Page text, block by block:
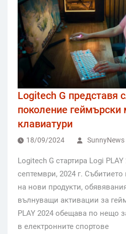
Logitech G представя
поколение
клавиатури
18/09/2024 SunnyNews
Logitech G стартира Logi PLAY
септември, 2024 г.
на нови продукти,
вълнуващи активации за
PLAY 2024 обещава по нещо
в електронните спортове